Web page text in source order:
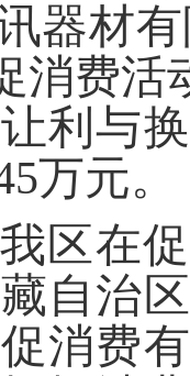
器材
消费
利与
万元。
区在
自治
消费